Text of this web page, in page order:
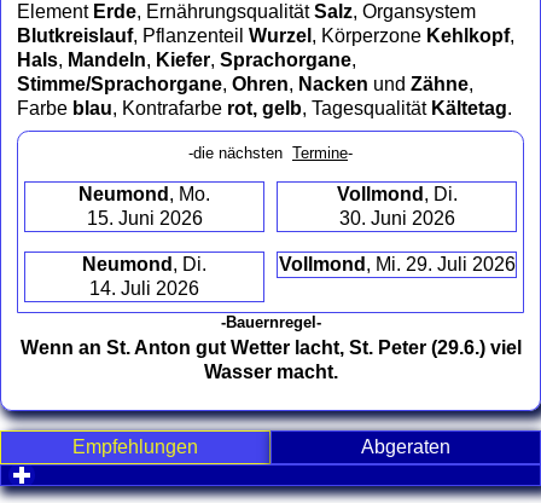
Element Erde, ErnährungsqualitätSalz, Organsystem
Blutkreislauf, Pflanzenteil Wurzel , Körperzone Kehlkopf,
Hals, Mandeln, Kiefer, Sprachorgane,
Stimme/Sprachorgane, Ohren, Nacken und Zähne,
Farbe blau, Kontrafarbe rot, gelb, Tagesqualität Kältetag.
-die nächsten Termine-
Neumond , Mo.
15. Juni 2026
Vollmond , Di.
30. Juni 2026
Neumond , Di.
14. Juli 2026
Vollmond , Mi. 29. Juli 2026
-Bauernregel-
Wenn an St. Anton gut Wetter lacht, St. Peter (29.6.) viel
Wasser macht.
Empfehlungen
Abgeraten
click to expand contents